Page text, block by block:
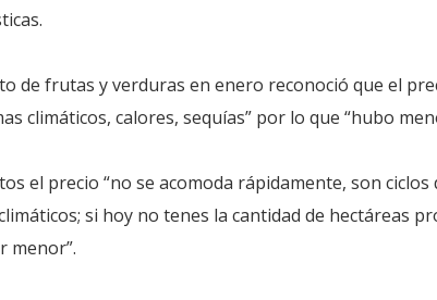
de frutas y verduras en enero reconoció que el
climáticos, calores, sequías” por lo que “hubo
el precio “no se acomoda rápidamente, son
si hoy no tenes la cantidad de hectáreas
menor”.